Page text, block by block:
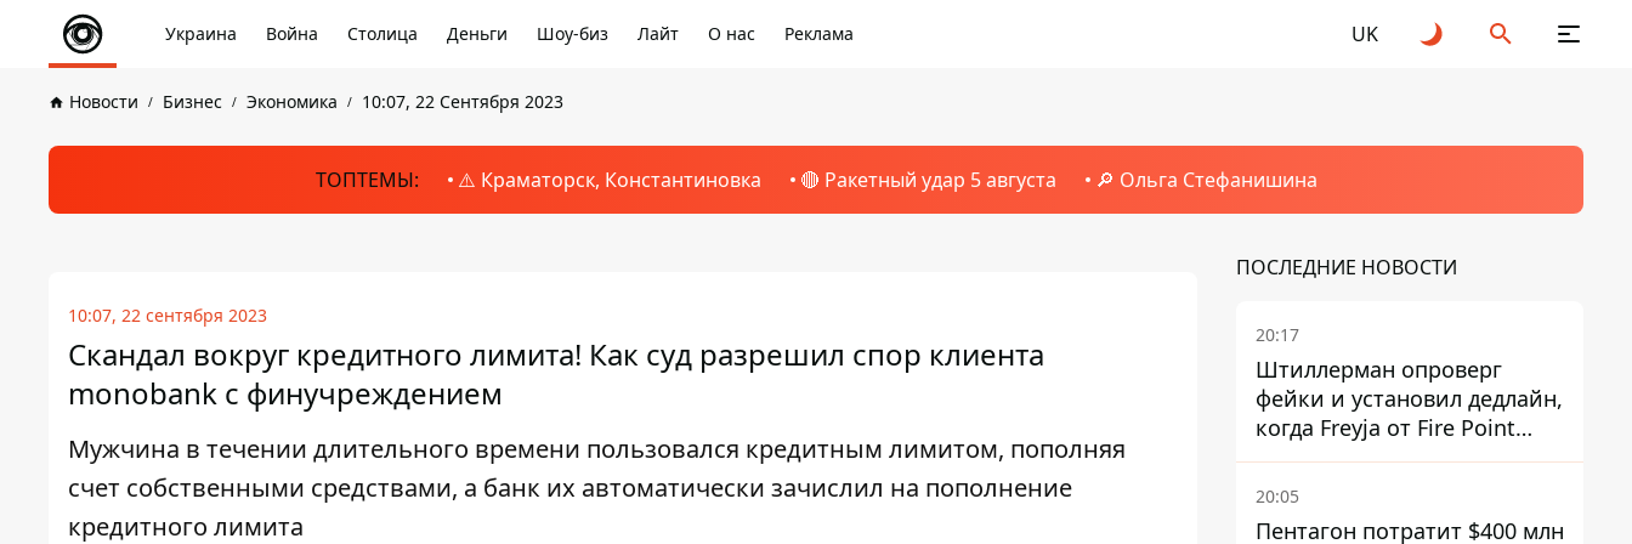
Украина Война Столица Деньги Шоу-биз Лайт О нас Реклама UK
Новости Бизнес Экономика 10:07, 22 Сентября 2023
ТОПТЕМЫ: ⚠️ Краматорск, Константиновка 🔴 Ракетный удар 5 августа 🔎 Ольга Стефанишина
10:07, 22 сентября 2023
Скандал вокруг кредитного лимита! Как суд разрешил спор клиента
monobank с финучреждением
Мужчина в течении длительного времени пользовался кредитным лимитом, пополняя
счет собственными средствами, а банк их автоматически зачислил на пополнение
кредитного лимита
ПОСЛЕДНИЕ НОВОСТИ
20:17
Штиллерман опроверг
фейки и установил дедлайн,
когда Freyja от Fire Point
полноценно заработает
против баллистики
20:05
Пентагон потратит $400 млн